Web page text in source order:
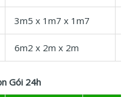
3m5 x 1m7 x 1m7
6m2 x 2m x 2m
Gói 24h